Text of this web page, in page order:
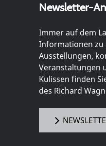
Newsletter-
Immer auf dem
Informationen zu
Ausstellungen,
Veranstaltungen
Kulissen finden
des Richard